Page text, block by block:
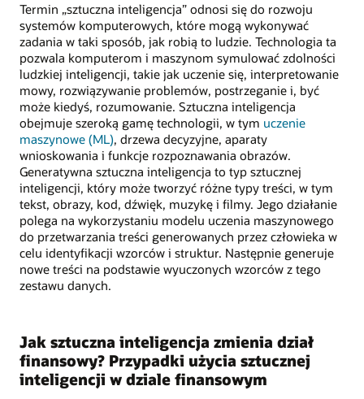
Termin „sztuczna inteligencja” odnosi się do rozwoju
systemów komputerowych, które mogą wykonywać
zadania w taki sposób, jak robią to ludzie. Technologia ta
pozwala komputerom i maszynom symulować zdolności
ludzkiej inteligencji, takie jak uczenie się, interpretowanie
mowy, rozwiązywanie problemów, postrzeganie i, być
może kiedyś, rozumowanie. Sztuczna inteligencja
obejmuje szeroką gamę technologii, w tym uczenie
maszynowe (ML), drzewa decyzyjne, aparaty
wnioskowania i funkcje rozpoznawania obrazów.
Generatywna sztuczna inteligencja to typ sztucznej
inteligencji, który może tworzyć różne typy treści, w tym
tekst, obrazy, kod, dźwięk, muzykę i filmy. Jego działanie
polega na wykorzystaniu modelu uczenia maszynowego
do przetwarzania treści generowanych przez człowieka w
celu identyfikacji wzorców i struktur. Następnie generuje
nowe treści na podstawie wyuczonych wzorców z tego
zestawu danych.
Jak sztuczna inteligencja zmienia dział
finansowy? Przypadki użycia sztucznej
inteligencji w dziale finansowym